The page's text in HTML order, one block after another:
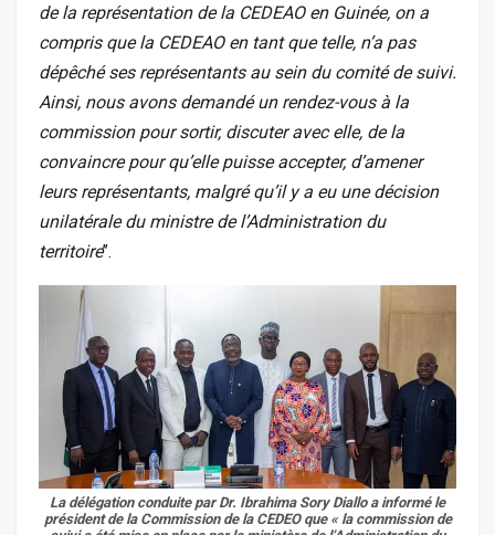
de la représentation de la CEDEAO en Guinée, on a
compris que la CEDEAO en tant que telle, n’a pas
dépêché ses représentants au sein du comité de suivi.
Ainsi, nous avons demandé un rendez-vous à la
commission pour sortir, discuter avec elle, de la
convaincre pour qu’elle puisse accepter, d’amener
leurs représentants, malgré qu’il y a eu une décision
unilatérale du ministre de l’Administration du
territoire’’.
La délégation conduite par Dr. Ibrahima Sory Diallo a informé le
président de la Commission de la CEDEO que « la commission de